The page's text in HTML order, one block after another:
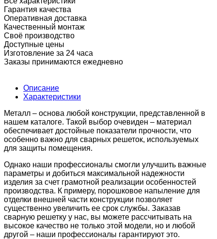
Гарантия качества
Оперативная доставка
Качественный монтаж
Своё производство
Доступные цены
Изготовление за 24 часа
Заказы принимаются ежедневно
Описание
Характеристики
Металл – основа любой конструкции, представленной в
нашем каталоге. Такой выбор очевиден – материал
обеспечивает достойные показатели прочности, что
особенно важно для сварных решеток, используемых
для защиты помещения.
Однако наши профессионалы смогли улучшить важные
параметры и добиться максимальной надежности
изделия за счет грамотной реализации особенностей
производства. К примеру, порошковое напыление для
отделки внешней части конструкции позволяет
существенно увеличить ее срок службы. Заказав
сварную решетку у нас, вы можете рассчитывать на
высокое качество не только этой модели, но и любой
другой – наши профессионалы гарантируют это.